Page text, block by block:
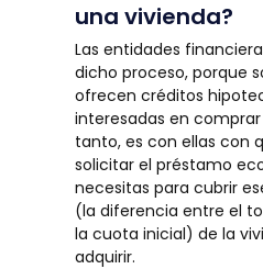
una vivienda?
Las entidades
dicho proceso, porque
ofrecen créditos
interesadas en comprar
tanto, es con ellas con
solicitar el préstamo
necesitas para cubrir
(la diferencia entre el
la cuota inicial) de la
adquirir.